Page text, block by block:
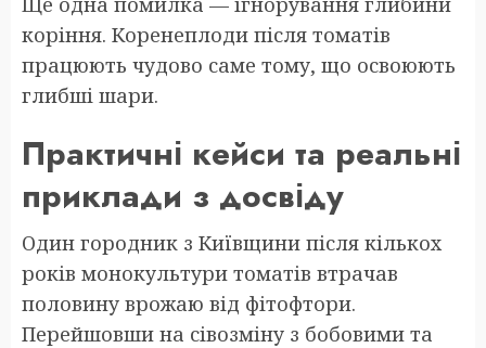
коріння. Коренеплоди після томатів
працюють чудово саме тому, що освоюють
глибші шари.
Практичні кейси та реальні
приклади з досвіду
Один городник з Київщини після кількох
років монокультури томатів втрачав
половину врожаю від фітофтори.
Перейшовши на сівозміну з бобовими та